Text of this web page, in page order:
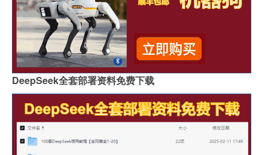
DeepSeek全套部署资料免费下载